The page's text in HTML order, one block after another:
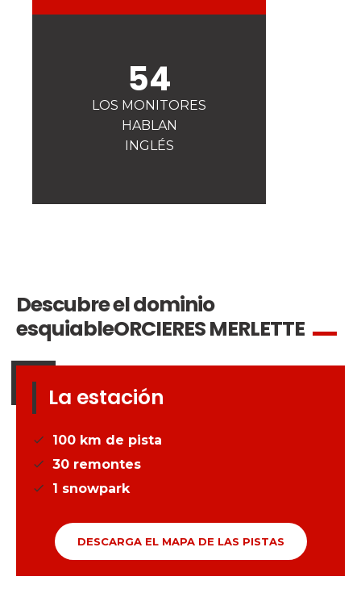
La seguridad
Competiciones
Presentación del Clubesf
54
LOS MONITORES
HABLAN
INGLÉS
La estación
100 km de pista
30 remontes
1 snowpark
DESCARGA EL MAPA DE LAS PISTAS
Descubre el dominio
esquiableORCIERES MERLETTE